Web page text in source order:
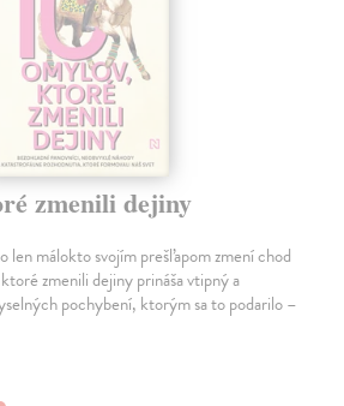
zmenili dejiny
málokto svojím prešľapom zmení chod
zmenili dejiny prináša vtipný a
pochybení, ktorým sa to podarilo –